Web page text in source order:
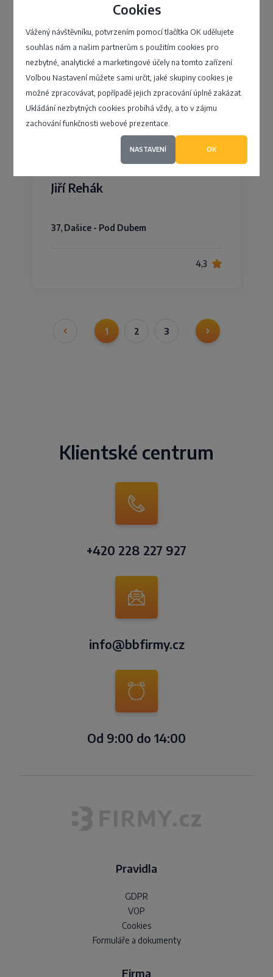
Cookies
Vážený návštěvníku, potvrzením pomocí tlačítka OK udělujete
souhlas nám a našim partnerům s použitím cookies pro
nezbytné, analytické a marketingové účely na tomto zařízení.
Volbou Nastavení můžete sami určit, jaké skupiny cookies je
možné zpracovávat, popřípadě jejich zpracování úplně zakázat.
Ukládání nezbytných cookies probíhá vždy, a to v zájmu
zachování funkčnosti webové prezentace.
NASTAVENÍ OK
Ing. Zdeněk Malý
Pelhřimovská 340, Kamenice nad Lipou -
Kamenice
Jiří Rehák
37, Dašice - Pod Dubem
4,3
1 2 3
Klientské centrum
+420 228 227 927
info@bbfirmy.cz
Od 9:00 do 14:00
Pravidla
GDPR
VOP
Cookies
Formuláře a dokumenty
Firma